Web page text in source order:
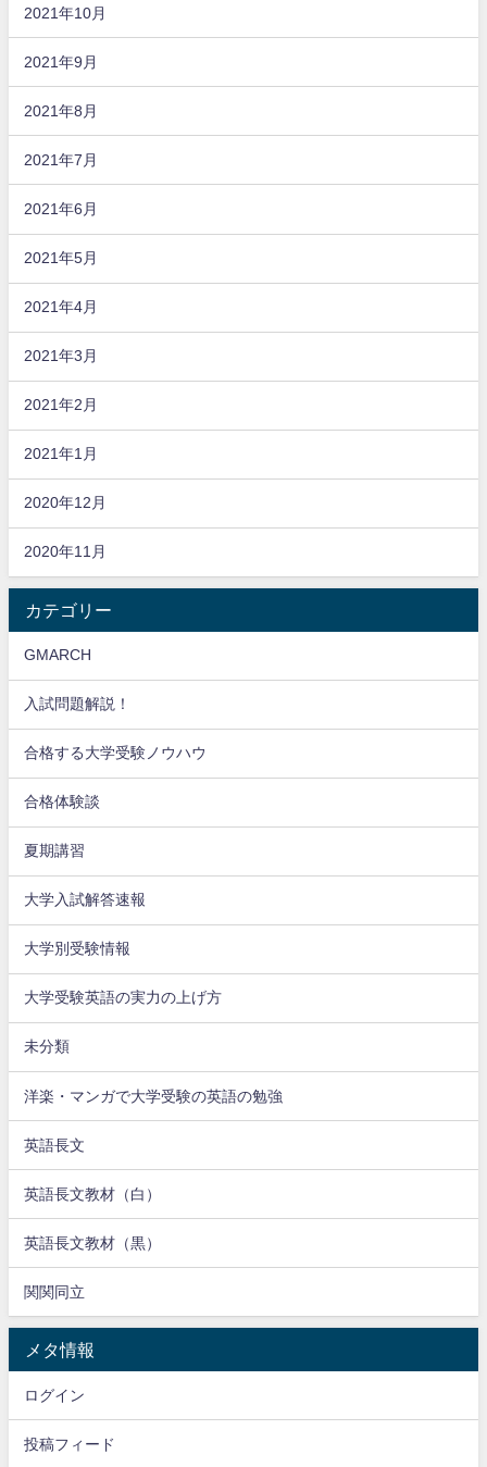
2021年10月
2021年9月
2021年8月
2021年7月
2021年6月
2021年5月
2021年4月
2021年3月
2021年2月
2021年1月
2020年12月
2020年11月
カテゴリー
GMARCH
入試問題解説！
合格する大学受験ノウハウ
合格体験談
夏期講習
大学入試解答速報
大学別受験情報
大学受験英語の実力の上げ方
未分類
洋楽・マンガで大学受験の英語の勉強
英語長文
英語長文教材（白）
英語長文教材（黒）
関関同立
メタ情報
ログイン
投稿フィード